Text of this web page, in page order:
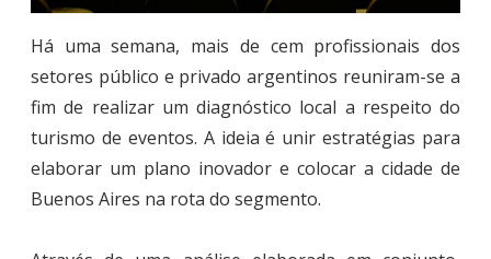
Há uma semana, mais de cem profissionais dos
setores público e privado argentinos reuniram-se a
fim de realizar um diagnóstico local a respeito do
turismo de eventos. A ideia é unir estratégias para
elaborar um plano inovador e colocar a cidade de
Buenos Aires na rota do segmento.